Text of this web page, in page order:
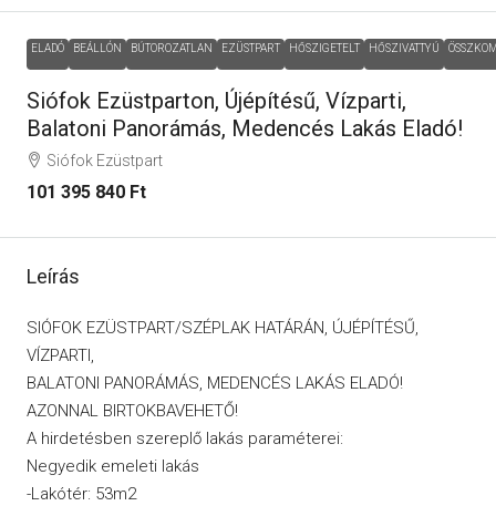
ELADÓ BEÁLLÓN BÚTOROZATLAN EZÜSTPART HŐSZIGETELT HŐSZIVATTYÚ
Siófok Ezüstparton, Újépítésű, Vízparti,
Balatoni Panorámás, Medencés Lakás Eladó!
Siófok Ezüstpart
101 395 840 Ft
Leírás
SIÓFOK EZÜSTPART/SZÉPLAK HATÁRÁN, ÚJÉPÍTÉSŰ,
VÍZPARTI,
BALATONI PANORÁMÁS, MEDENCÉS LAKÁS ELADÓ!
AZONNAL BIRTOKBAVEHETŐ!
A hirdetésben szereplő lakás paraméterei:
Negyedik emeleti lakás
-Lakótér: 53m2